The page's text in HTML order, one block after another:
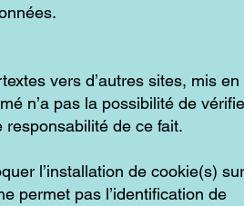
vers d’autres sites, mis en
n’a pas la possibilité de
responsabilité de ce fait.
l’installation de cookie(s) sur
permet pas l’identification de